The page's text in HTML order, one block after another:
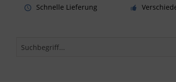
Schnelle Lieferung